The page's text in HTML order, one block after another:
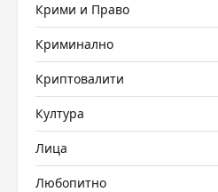
Крими и Право
Криминално
Криптовалити
Култура
Лица
Любопитно